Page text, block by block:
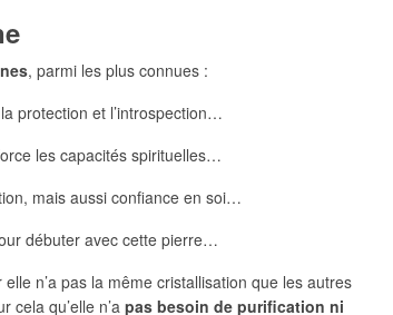
, parmi les plus connues :
protection et l’introspection…
les capacités spirituelles…
mais aussi confiance en soi…
débuter avec cette pierre…
n’a pas la même cristallisation que les autres
cela qu’elle n’a pas besoin de purification ni